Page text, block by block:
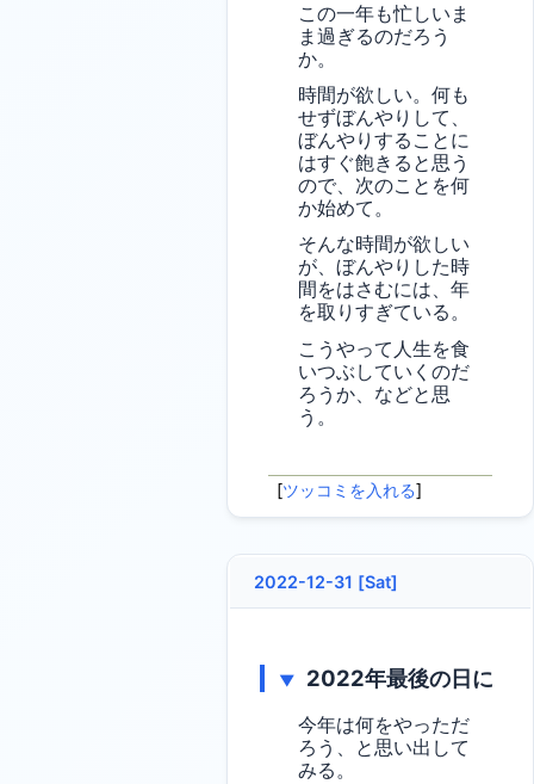
この一年も忙しいま
ま過ぎるのだろう
か。
時間が欲しい。何も
せずぼんやりして、
ぼんやりすることに
はすぐ飽きると思う
ので、次のことを何
か始めて。
そんな時間が欲しい
が、ぼんやりした時
間をはさむには、年
を取りすぎている。
こうやって人生を食
いつぶしていくのだ
ろうか、などと思
う。
[ツッコミを入れる]
2022-12-31 [Sat]
▼ 2022年最後の日に
今年は何をやっただ
ろう、と思い出して
みる。